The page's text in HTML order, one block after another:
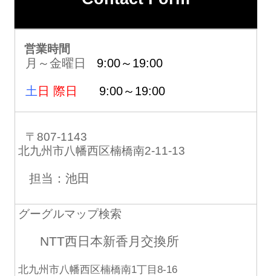
営業時間
月～金曜日 9:00～19:00
土 日 際日 9:00～19:00
〒807-1143
北九州市八幡西区楠橋南2-11-13
担当：池田
グーグルマップ検索
NTT西日本新香月交換所
北九州市八幡西区楠橋南1丁目8-16